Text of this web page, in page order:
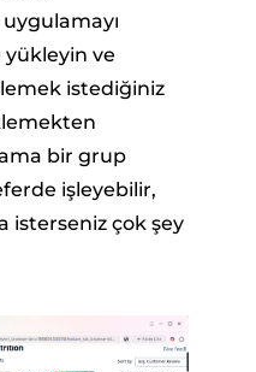
yükleyin ve
istediğiniz
bir grup
işleyebilir,
isterseniz çok şey